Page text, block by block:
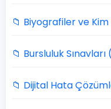
📁 Biyografiler ve
📁 Bursluluk Sınavları
📁 Dijital Hata